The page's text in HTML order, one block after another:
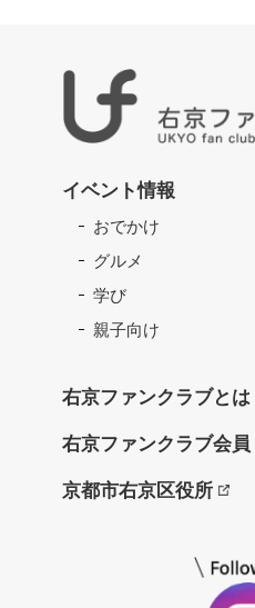
京
フ
と
イベント情報
おでかけ
グルメ
学び
親子向け
右京ファンクラブとは
右京ファンクラブ会員
京都市右京区役所